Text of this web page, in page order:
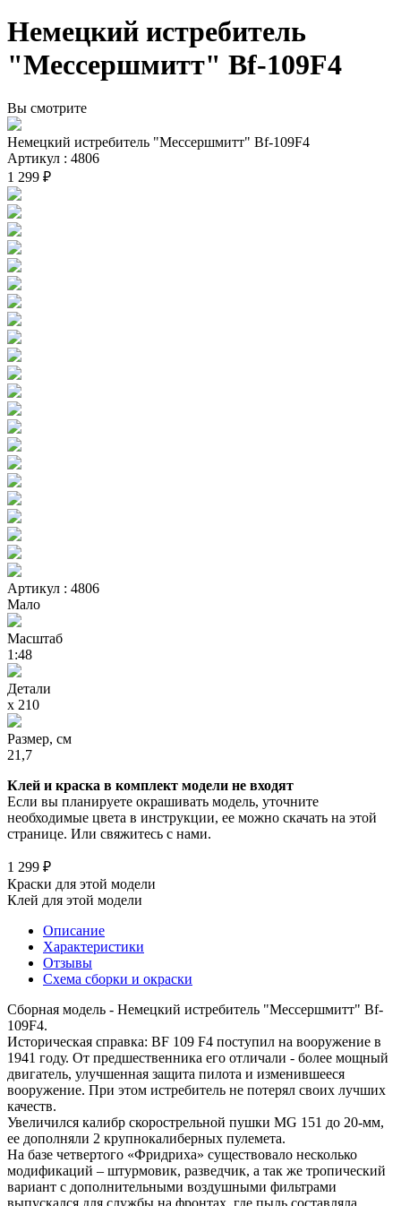
Немецкий истребитель
"Мессершмитт" Bf-109F4
Вы смотрите
Немецкий истребитель "Мессершмитт" Bf-109F4
Артикул : 4806
1 299 ₽
Артикул : 4806
Мало
Масштаб
1:48
Детали
х 210
Размер, см
21,7
Клей и краска в комплект модели не входят
Если вы планируете окрашивать модель, уточните
необходимые цвета в инструкции, ее можно скачать на этой
странице. Или свяжитесь с нами.
1 299 ₽
Краски для этой модели
Клей для этой модели
Описание
Характеристики
Отзывы
Схема сборки и окраски
Сборная модель - Немецкий истребитель "Мессершмитт" Bf-
109F4.
Историческая справка: BF 109 F4 поступил на вооружение в
1941 году. От предшественника его отличали - более мощный
двигатель, улучшенная защита пилота и изменившееся
вооружение. При этом истребитель не потерял своих лучших
качеств.
Увеличился калибр скорострельной пушки MG 151 до 20-мм,
ее дополняли 2 крупнокалиберных пулемета.
На базе четвертого «Фридриха» существовало несколько
модификаций – штурмовик, разведчик, а так же тропический
вариант с дополнительными воздушными фильтрами
выпускался для службы на фронтах, где пыль составляла